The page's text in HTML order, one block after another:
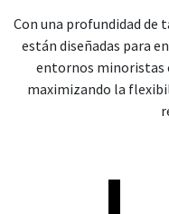
Con una profundidad de
están diseñadas para
entornos minoristas
maximizando la